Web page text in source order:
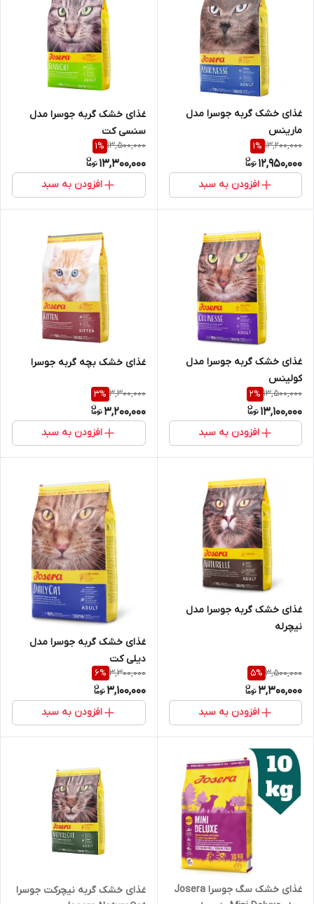
غذای خشک گربه جوسرا مدل
مارینس
13,200,000
1%
12,950,000
افزودن به سبد
غذای خشک گربه جوسرا مدل
سنسی کت
13,500,000
1%
13,300,000
افزودن به سبد
غذای خشک گربه جوسرا مدل
کولینس
13,500,000
2%
13,100,000
افزودن به سبد
غذای خشک بچه گربه جوسرا
3,300,000
3%
3,200,000
افزودن به سبد
غذای خشک گربه جوسرا مدل
نیچرله
3,500,000
5%
3,300,000
افزودن به سبد
غذای خشک گربه جوسرا مدل
دیلی کت
3,300,000
6%
3,100,000
افزودن به سبد
غذای خشک سگ جوسرا Josera
غذای خشک گربه نیچرکت جوسرا